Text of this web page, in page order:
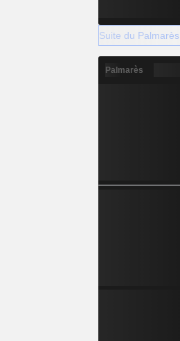
Suite du Palmarès
Palmarès